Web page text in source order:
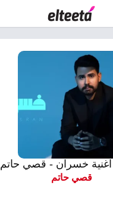
خسران - قصي حاتم
قصي حاتم